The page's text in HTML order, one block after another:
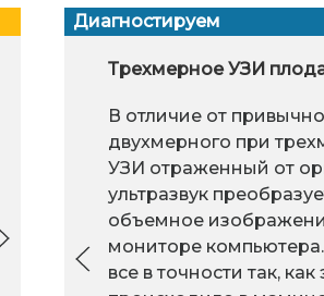
Врожденная эрозия
"Врожденная эрозия"
это вполне
естественный
который происходит в
организме девочки
молодой женщины.
Операции при катаракте
В настоящее
существуют
различные способы
катаракты, конечная цель
которых одна и та же -
мутный хрусталик.
Диагностируем
Трехмерное УЗИ
В отличие от
двухмерного при
УЗИ отраженный от
ультразвук
объемное
мониторе
все в точности так, как